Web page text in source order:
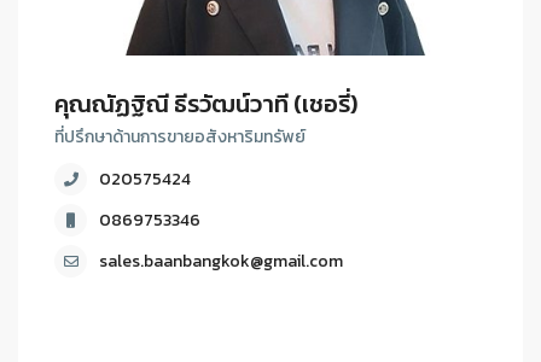
คุณณัฏฐิณี ธีรวัฒน์วาที (เชอรี่)
ที่ปรึกษาด้านการขายอสังหาริมทรัพย์
020575424
0869753346
sales.baanbangkok@gmail.com